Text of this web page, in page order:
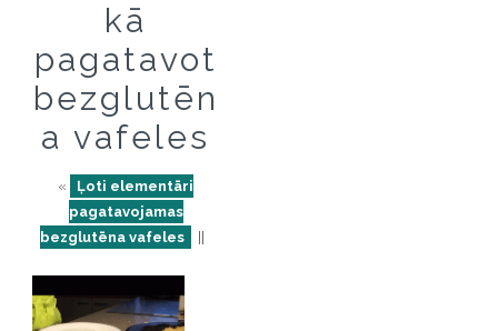
kā
pagatavot
bezglutēn
a vafeles
«
Ļoti elementāri
pagatavojamas
bezglutēna vafeles